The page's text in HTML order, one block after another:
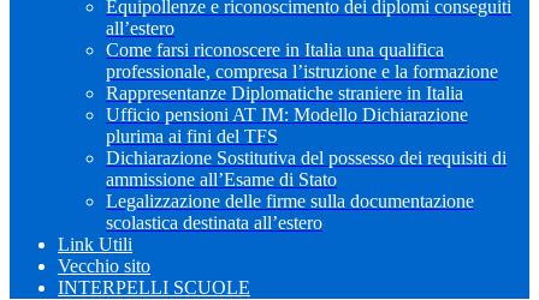
Equipollenze e riconoscimento dei diplomi conseguiti
all’estero
Come farsi riconoscere in Italia una qualifica
professionale, compresa l’istruzione e la formazione
Rappresentanze Diplomatiche straniere in Italia
Ufficio pensioni AT IM: Modello Dichiarazione
plurima ai fini del TFS
Dichiarazione Sostitutiva del possesso dei requisiti di
ammissione all’Esame di Stato
Legalizzazione delle firme sulla documentazione
scolastica destinata all’estero
Link Utili
Vecchio sito
INTERPELLI SCUOLE